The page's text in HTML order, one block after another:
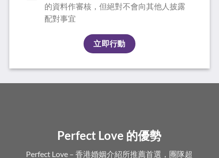
的資料作審核，但絕對不會向其他人披露
配對事宜
立即行動
Perfect Love 的優勢
Perfect Love – 香港婚姻介紹所推薦首選，團隊超